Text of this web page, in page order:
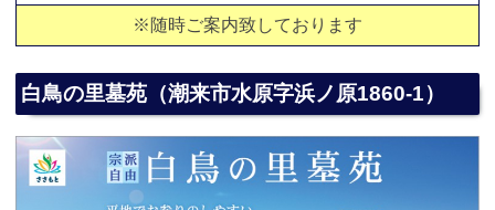
※随時ご案内致しております
白鳥の里墓苑（潮来市水原字浜ノ原1860-1）